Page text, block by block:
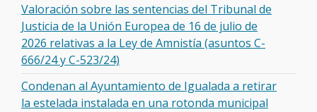
Valoración sobre las sentencias del Tribunal de
Justicia de la Unión Europea de 16 de julio de
2026 relativas a la Ley de Amnistía (asuntos C-
666/24 y C-523/24)
Condenan al Ayuntamiento de Igualada a retirar
la estelada instalada en una rotonda municipal